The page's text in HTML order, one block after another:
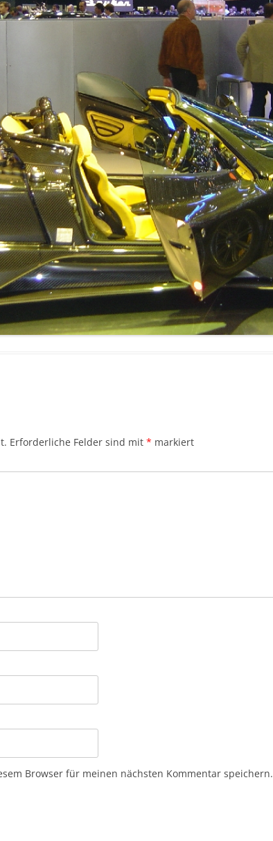
Erforderliche Felder sind mit * markiert
Browser für meinen nächsten Kommentar speichern.